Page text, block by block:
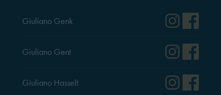
Giuliano Genk
Giuliano Gent
Giuliano Hasselt